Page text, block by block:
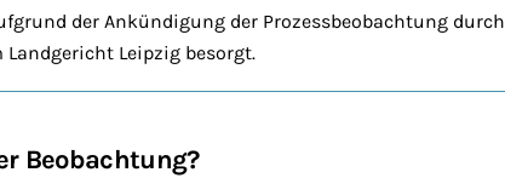
der Ankündigung der Prozessbeobachtung durch
Leipzig besorgt.
Beobachtung?